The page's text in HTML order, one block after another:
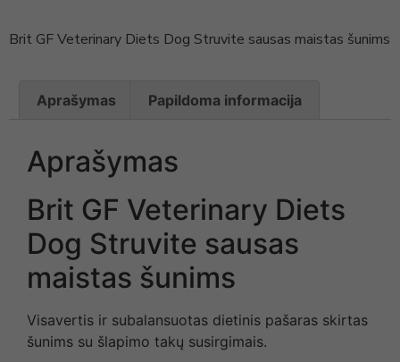
Brit GF Veterinary Diets Dog Struvite sausas maistas šunims
Aprašymas Papildoma informacija
Aprašymas
Brit GF Veterinary Diets
Dog Struvite sausas
maistas šunims
Visavertis ir subalansuotas dietinis pašaras skirtas
šunims su šlapimo takų susirgimais.